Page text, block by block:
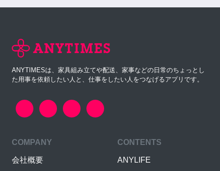
ANYTIMESは、家具組み立てや配送、家事などの日常のちょっとし
た用事を依頼したい人と、仕事をしたい人をつなげるアプリです。
COMPANY
会社概要
CONTENTS
ANYLIFE